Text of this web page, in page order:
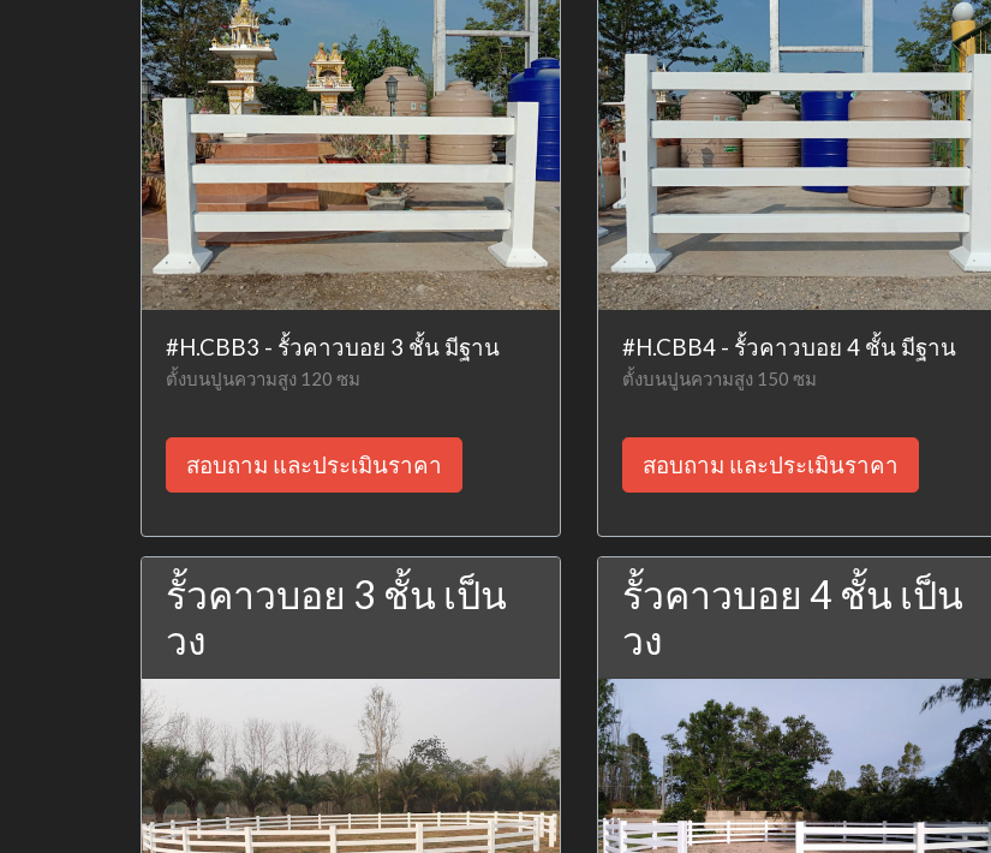
#H.CBB3 - รั้วคาวบอย 3 ชั้น มีฐาน
ตั้งบนปูนความสูง 120 ซม
สอบถาม และประเมินราคา
#H.CBB4 - รั้วคาวบอย 4 ชั้น มีฐาน
ตั้งบนปูนความสูง 150 ซม
สอบถาม และประเมินราคา
รั้วคาวบอย 3 ชั้น เป็น
วง
รั้วคาวบอย 4 ชั้น เป็น
วง